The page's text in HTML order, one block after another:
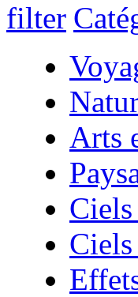
Arts